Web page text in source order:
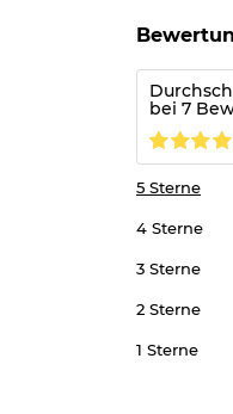
Wichtige
Hinweis:
bei 7
1 Sterne
2 Sterne
3 Sterne
4 Sterne
5 Sterne